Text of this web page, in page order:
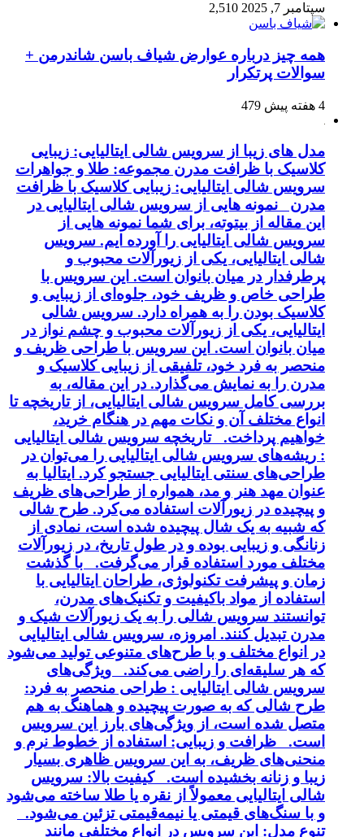
سپتامبر 7, 2025 2,510
همه چیز درباره عوارض شیاف باسن شاندرمن +
سوالات پرتکرار
4 هفته پیش 479
مدل های زیبا از سرویس شالی ایتالیایی: زیبایی
کلاسیک با ظرافت مدرن مجموعه: طلا و جواهرات
سرویس شالی ایتالیایی: زیبایی کلاسیک با ظرافت
مدرن نمونه هایی از سرویس شالی ایتالیایی در
این مقاله از بیتوته، برای شما نمونه هایی از
سرویس شالی ایتالیایی را آورده ایم. سرویس
شالی ایتالیایی، یکی از زیورآلات محبوب و
پرطرفدار در میان بانوان است. این سرویس با
طراحی خاص و ظریف خود، جلوه‌ای از زیبایی و
کلاسیک بودن را به همراه دارد. سرویس شالی
ایتالیایی، یکی از زیورآلات محبوب و چشم نواز در
میان بانوان است. این سرویس با طراحی ظریف و
منحصر به فرد خود، تلفیقی از زیبایی کلاسیک و
مدرن را به نمایش می‌گذارد. در این مقاله، به
بررسی کامل سرویس شالی ایتالیایی، از تاریخچه تا
انواع مختلف آن و نکات مهم در هنگام خرید،
خواهیم پرداخت. تاریخچه سرویس شالی ایتالیایی
: ریشه‌های سرویس شالی ایتالیایی را می‌توان در
طراحی‌های سنتی ایتالیایی جستجو کرد. ایتالیا به
عنوان مهد هنر و مد، همواره از طراحی‌های ظریف
و پیچیده در زیورآلات استفاده می‌کرد. طرح شالی
که شبیه به یک شال پیچیده شده است، نمادی از
زنانگی و زیبایی بوده و در طول تاریخ، در زیورآلات
مختلف مورد استفاده قرار می‌گرفت. با گذشت
زمان و پیشرفت تکنولوژی، طراحان ایتالیایی با
استفاده از مواد باکیفیت و تکنیک‌های مدرن،
توانستند سرویس شالی را به یک زیورآلات شیک و
مدرن تبدیل کنند. امروزه، سرویس شالی ایتالیایی
در انواع مختلف و با طرح‌های متنوعی تولید می‌شود
که هر سلیقه‌ای را راضی می‌کند. ویژگی‌های
سرویس شالی ایتالیایی : طراحی منحصر به فرد:
طرح شالی که به صورت پیچیده و هماهنگ به هم
متصل شده است، از ویژگی‌های بارز این سرویس
است. ظرافت و زیبایی: استفاده از خطوط نرم و
منحنی‌های ظریف، به این سرویس ظاهری بسیار
زیبا و زنانه بخشیده است. کیفیت بالا: سرویس
شالی ایتالیایی معمولاً از نقره یا طلا ساخته می‌شود
و با سنگ‌های قیمتی یا نیمه‌قیمتی تزئین می‌شود.
تنوع مدل: این سرویس در انواع مختلفی مانند